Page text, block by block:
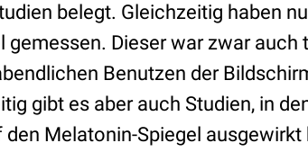
belegt. Gleichzeitig haben
gemessen. Dieser war zwar auch
Benutzen der
gibt es aber auch Studien, in
Melatonin-Spiegel